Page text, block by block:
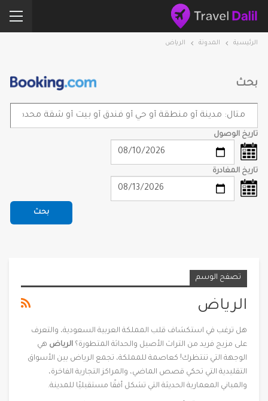
الرئيسية المدونة الرياض
بحث
تاريخ الوصول
تاريخ المغادرة
بحث
تصفح الوسم
الرياض
هل ترغب في استكشاف قلب المملكة العربية السعودية، والتعرف
على مزيج فريد من التراث الأصيل والحداثة المتطورة؟ الرياض هي
الوجهة التي تنتظرك! كعاصمة للمملكة، تجمع الرياض بين الأسواق
التقليدية التي تحكي قصص الماضي، والمراكز التجارية الفاخرة،
والمباني المعمارية الحديثة التي تشكل أفقًا مستقبليًا للمدينة.